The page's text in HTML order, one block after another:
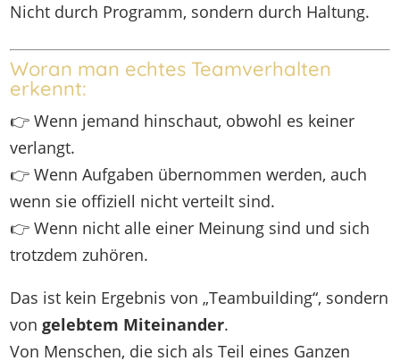
Nicht durch Programm, sondern durch Haltung.
Woran man echtes Teamverhalten
erkennt:
👉 Wenn jemand hinschaut, obwohl es keiner
verlangt.
👉 Wenn Aufgaben übernommen werden, auch
wenn sie offiziell nicht verteilt sind.
👉 Wenn nicht alle einer Meinung sind und sich
trotzdem zuhören.
Das ist kein Ergebnis von „Teambuilding“, sondern
vongelebtem Miteinander.
Von Menschen, die sich als Teil eines Ganzen